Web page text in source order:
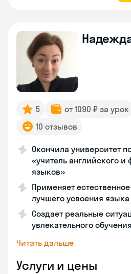
5 от 1090 ₽ за урок
10 отзывов
Окончила университет
«учитель английского и
языков»
Применяет
лучшего усвоения языка
Создает реальные
увлекательного обучения
Читать дальше
Услуги и цены